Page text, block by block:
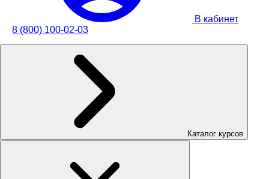
В кабинет
8 (800) 100-02-03
Каталог курсов